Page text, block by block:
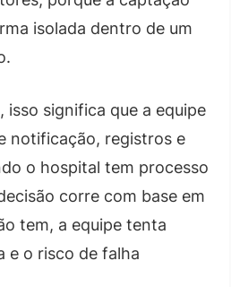
isolada dentro de um
isso significa que a equipe
notificação, registros e
o hospital tem processo
corre com base em
tem, a equipe tenta
e o risco de falha